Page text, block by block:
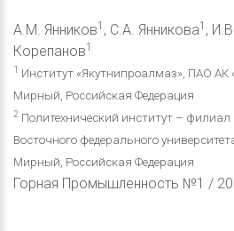
А.М. Янников1 , С.А. Янникова1 ,
Корепанов1
1
Институт «Якутнипроалмаз», ПАО АК
Мирный, Российская Федерация
2 Политехнический институт –
Восточного федерального
Мирный, Российская Федерация
Горная Промышленность №1 /